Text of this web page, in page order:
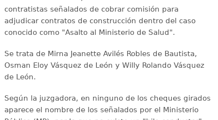
contratistas señalados de cobrar comisión para
adjudicar contratos de construcción dentro del caso
conocido como "Asalto al Ministerio de Salud".
Se trata de Mirna Jeanette Avilés Robles de Bautista,
Osman Eloy Vásquez de León y Willy Rolando Vásquez
de León.
Según la juzgadora, en ninguno de los cheques girados
aparece el nombre de los señalados por el Ministerio